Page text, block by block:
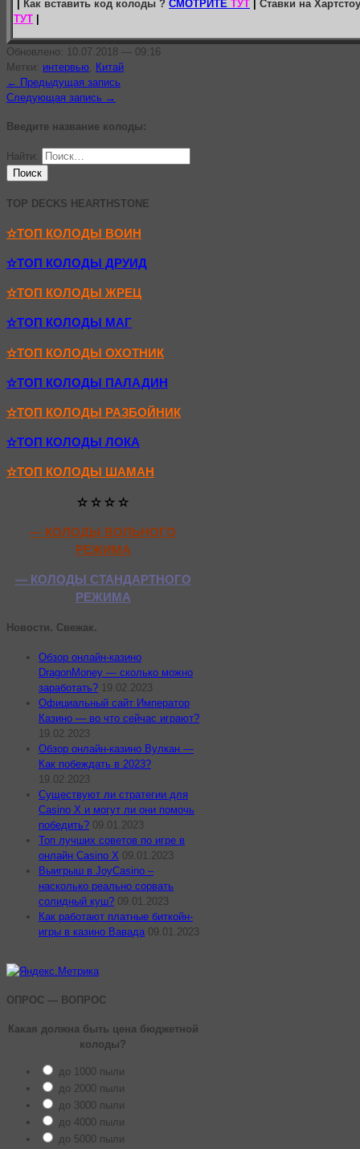
Как вставить код колоды ? СМОТРИТЕ ТУТ
Ставки на
ТУТ |
Обновлено: 10.07.2018 — 09:16
Метки: интервью Китай
← Предыдущая запись
Следующая запись →
Введите название колоды:
Найти:
TOP DECKS HEARTHSTONE
✫ТОП КОЛОДЫ ВОИН
✫ТОП КОЛОДЫ ДРУИД
✫ТОП КОЛОДЫ ЖРЕЦ
✫ТОП КОЛОДЫ МАГ
✫ТОП КОЛОДЫ ОХОТНИК
✫ТОП КОЛОДЫ ПАЛАДИН
✫ТОП КОЛОДЫ РАЗБОЙНИК
✫ТОП КОЛОДЫ ЛОКА
✫ТОП КОЛОДЫ ШАМАН
✫ ✫ ✫ ✫
— КОЛОДЫ ВОЛЬНОГО
РЕЖИМА
— КОЛОДЫ СТАНДАРТНОГО
РЕЖИМА
Новости. Свежак.
Обзор онлайн-казино
DragonMoney — сколько можно
заработать? 19.02.2023
Официальный сайт Император
Казино — во что сейчас играют?
19.02.2023
Обзор онлайн-казино Вулкан —
Как побеждать в 2023?
19.02.2023
Существуют ли стратегии для
Casino X и могут ли они помочь
победить? 09.01.2023
Топ лучших советов по игре в
онлайн Casino X 09.01.2023
Выигрыш в JoyCasino –
насколько реально сорвать
солидный куш? 09.01.2023
Как работают платные биткойн-
игры в казино Вавада 09.01.2023
ОПРОС — ВОПРОС
Какая должна быть цена бюджетной
колоды?
до 1000 пыли
до 2000 пыли
до 3000 пыли
до 4000 пыли
до 5000 пыли